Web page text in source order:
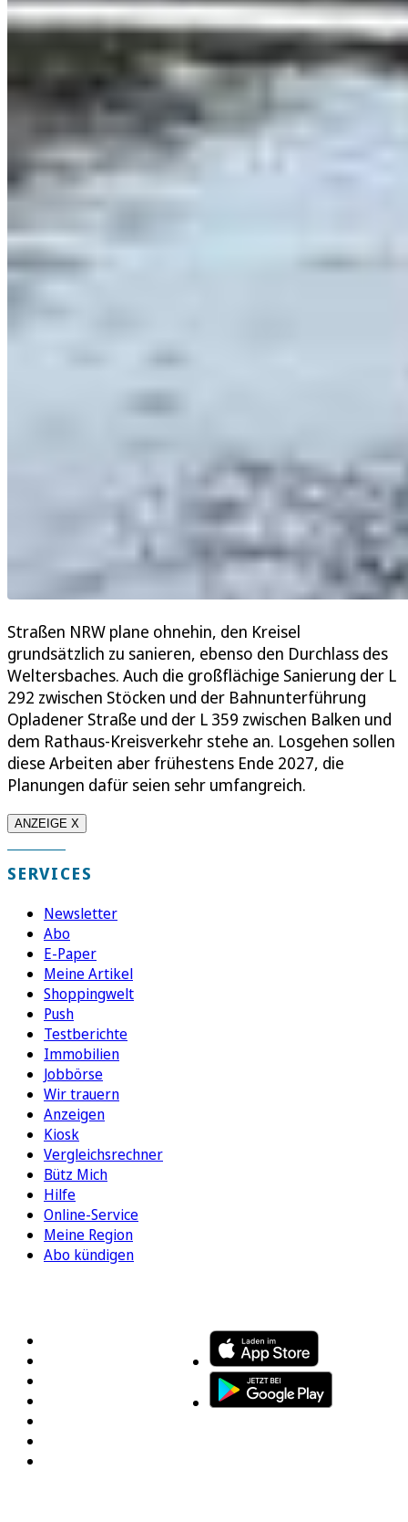
Straßen NRW plane ohnehin, den Kreisel
grundsätzlich zu sanieren, ebenso den Durchlass des
Weltersbaches. Auch die großflächige Sanierung der L
292 zwischen Stöcken und der Bahnunterführung
Opladener Straße und der L 359 zwischen Balken und
dem Rathaus-Kreisverkehr stehe an. Losgehen sollen
diese Arbeiten aber frühestens Ende 2027, die
Planungen dafür seien sehr umfangreich.
ANZEIGE X
SERVICES
Newsletter
Abo
E-Paper
Meine Artikel
Shoppingwelt
Push
Testberichte
Immobilien
Jobbörse
Wir trauern
Anzeigen
Kiosk
Vergleichsrechner
Bütz Mich
Hilfe
Online-Service
Meine Region
Abo kündigen